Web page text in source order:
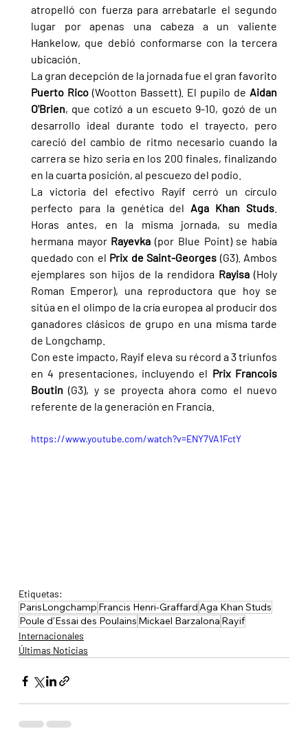
atropelló con fuerza para arrebatarle el segundo
lugar por apenas una cabeza a un valiente
Hankelow, que debió conformarse con la tercera
ubicación.
Puerto Rico (Wootton Bassett). El pupilo de Aidan
O'Brien, que cotizó a un escueto 9-10, gozó de un
desarrollo ideal durante todo el trayecto, pero
careció del cambio de ritmo necesario cuando la
carrera se hizo seria en los 200 finales, finalizando
en la cuarta posición, al pescuezo del podio.
La victoria del efectivo Rayif cerró un círculo
perfecto para la genética del Aga Khan Studs
Horas antes, en la misma jornada, su media
hermana mayor Rayevka (por Blue Point) se había
quedado con el Prix de Saint-Georges (G3). Ambos
ejemplares son hijos de la rendidora Rayisa (Holy
Roman Emperor), una reproductora que hoy se
sitúa en el olimpo de la cría europea al producir dos
ganadores clásicos de grupo en una misma tarde
de Longchamp.
Con este impacto, Rayif eleva su récord a 3 triunfos
en 4 presentaciones, incluyendo el Prix Francois
Boutin (G3), y se proyecta ahora como el nuevo
referente de la generación en Francia.
https://www.youtube.com/watch?v=ENY7VA1FctY
Etiquetas:
ParisLongchamp Francis Henri-GraffardAga Khan Studs
Poule d'Essai des Poulains Mickael Barzalona Rayif
Internacionales
Últimas Noticias